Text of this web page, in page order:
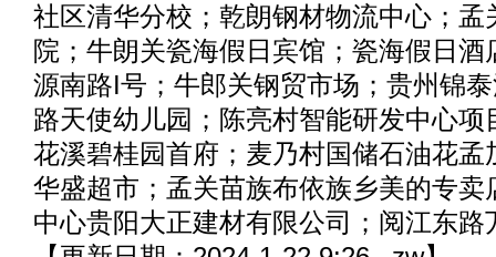
社区清华分校；乾朗钢材物流中心；孟
院；牛朗关瓷海假日宾馆；瓷海假日
源南路I号；牛郎关钢贸市场；贵州锦
路天使幼儿园；陈亮村智能研发中心项
花溪碧桂园首府；麦乃村国储石油花孟
华盛超市；孟关苗族布依族乡美的专卖
中心贵阳大正建材有限公司；阅江东路